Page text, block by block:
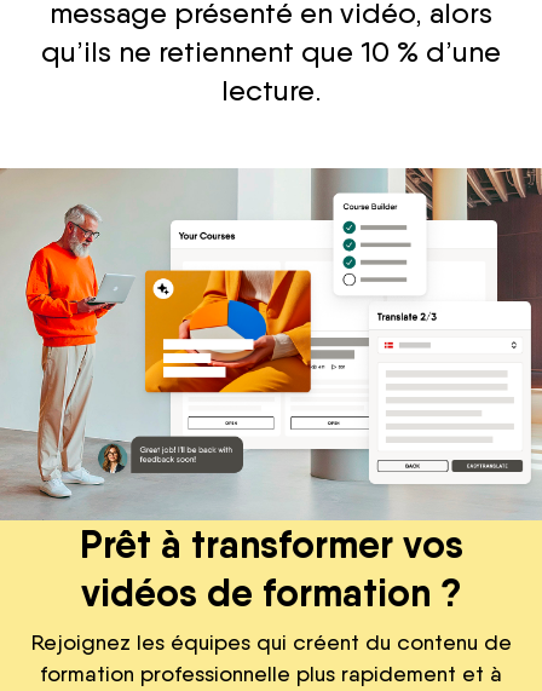
message présenté en vidéo, alors
qu’ils ne retiennent que 10 % d’une
lecture.
Prêt à transformer vos
vidéos de formation ?
Rejoignez les équipes qui créent du contenu de
formation professionnelle plus rapidement et à